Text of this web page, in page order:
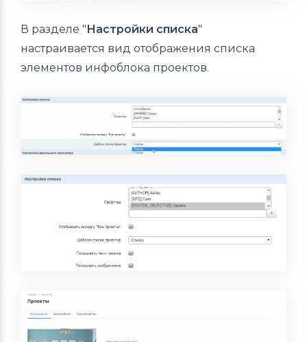
В разделе "Настройки списка"
настраивается вид отображения списка
элементов инфоблока проектов.